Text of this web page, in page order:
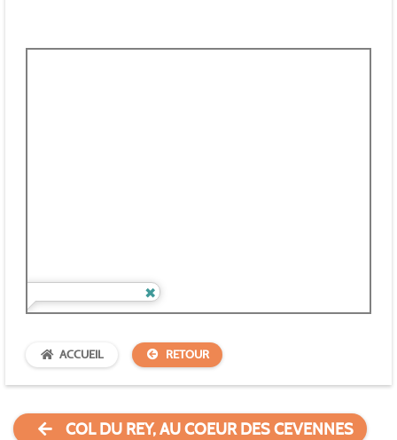
ACCUEIL RETOUR
COL DU REY, AU COEUR DES CEVENNES